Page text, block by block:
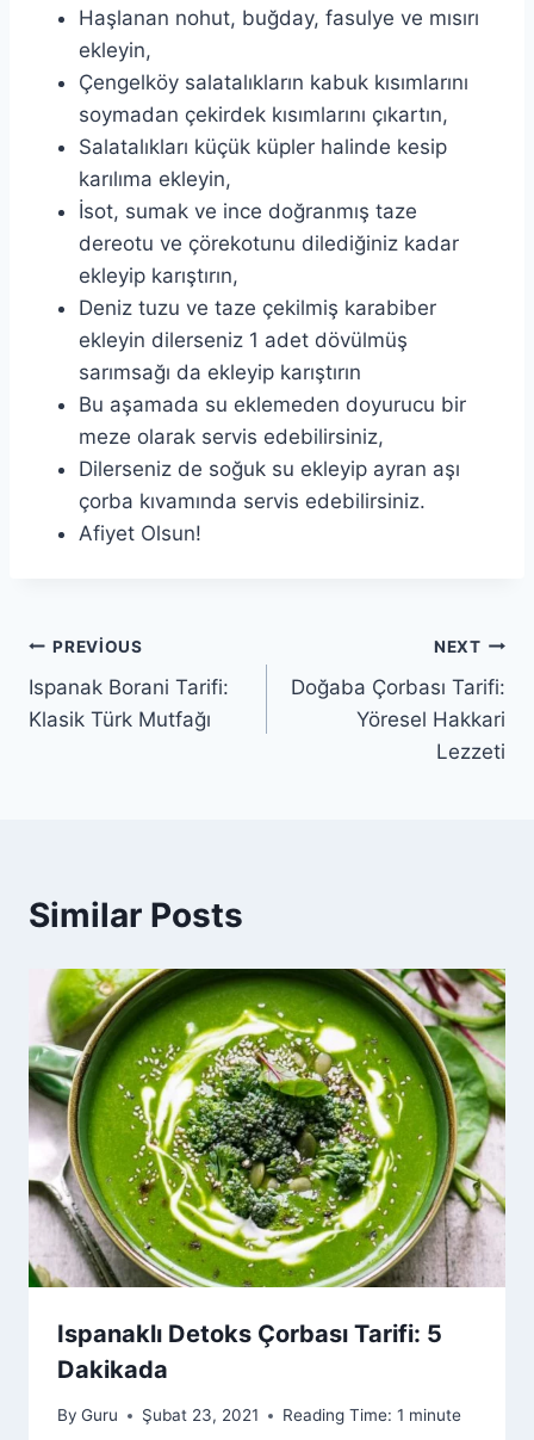
Haşlanan nohut, buğday, fasulye ve mısırı
ekleyin,
Çengelköy salatalıkların kabuk kısımlarını
soymadan çekirdek kısımlarını çıkartın,
Salatalıkları küçük küpler halinde kesip
karılıma ekleyin,
İsot, sumak ve ince doğranmış taze
dereotu ve çörekotunu dilediğiniz kadar
ekleyip karıştırın,
Deniz tuzu ve taze çekilmiş karabiber
ekleyin dilerseniz 1 adet dövülmüş
sarımsağı da ekleyip karıştırın
Bu aşamada su eklemeden doyurucu bir
meze olarak servis edebilirsiniz,
Dilerseniz de soğuk su ekleyip ayran aşı
çorba kıvamında servis edebilirsiniz.
Afiyet Olsun!
Yazı
gezinmesi
PREVIOUS
Ispanak Borani Tarifi:
Klasik Türk Mutfağı
NEXT
Doğaba Çorbası Tarifi:
Yöresel Hakkari
Lezzeti
Similar Posts
Ispanaklı Detoks Çorbası Tarifi: 5
Dakikada
By Guru Şubat 23, 2021 Reading Time: 1 minute